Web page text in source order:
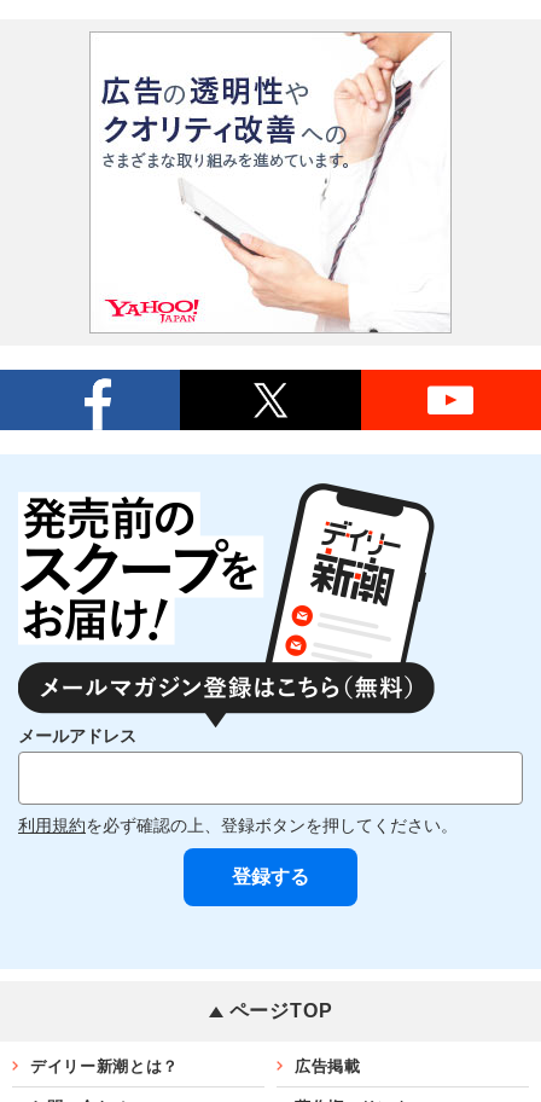
メールアドレス
利用規約を必ず確認の上、登録ボタンを押してください。
ページTOP
デイリー新潮とは？ 広告掲載